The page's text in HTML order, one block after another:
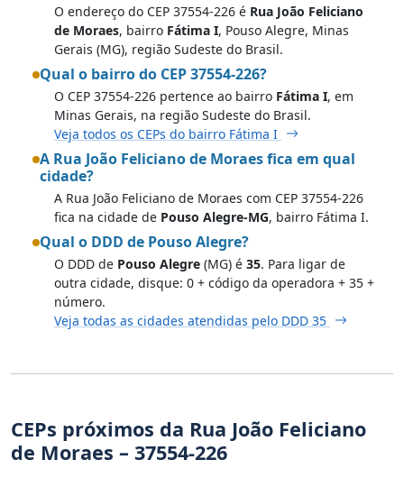
O endereço do CEP 37554-226 é Rua João Feliciano
de Moraes, bairro Fátima I, Pouso Alegre, Minas
Gerais (MG), região Sudeste do Brasil.
Qual o bairro do CEP 37554-226?
O CEP 37554-226 pertence ao bairro Fátima I, em
Minas Gerais, na região Sudeste do Brasil.
Veja todos os CEPs do bairro Fátima I
A Rua João Feliciano de Moraes fica em qual
cidade?
A Rua João Feliciano de Moraes com CEP 37554-226
fica na cidade de Pouso Alegre-MG, bairro Fátima I.
Qual o DDD de Pouso Alegre?
O DDD de Pouso Alegre (MG) é 35. Para ligar de
outra cidade, disque: 0 + código da operadora + 35 +
número.
Veja todas as cidades atendidas pelo DDD 35
CEPs próximos da Rua João Feliciano
de Moraes – 37554-226